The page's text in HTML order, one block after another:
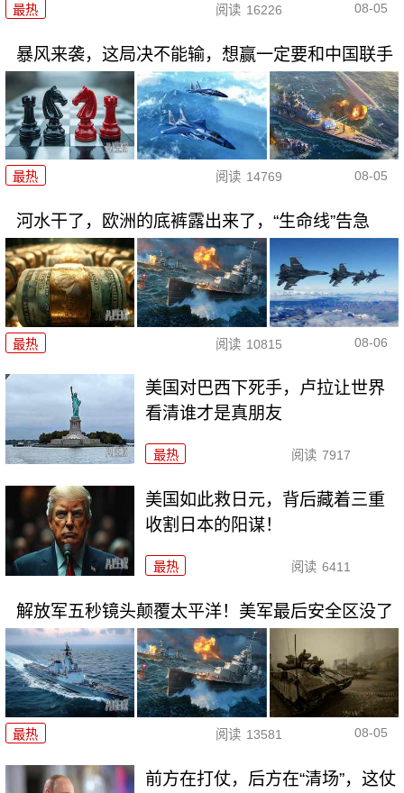
最热 阅读 16226 08-05
暴风来袭，这局决不能输，想赢一定要和中国联手
最热 阅读 14769 08-05
河水干了，欧洲的底裤露出来了，“生命线”告急
最热 阅读 10815 08-06
美国对巴西下死手，卢拉让世界
看清谁才是真朋友
最热 阅读 7917
美国如此救日元，背后藏着三重
收割日本的阳谋！
最热 阅读 6411
解放军五秒镜头颠覆太平洋！美军最后安全区没了
最热 阅读 13581 08-05
前方在打仗，后方在“清场”，这仗